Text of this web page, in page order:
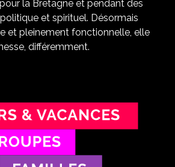
et spirituel. Désormais
et pleinement fonctionnelle, elle
différemment.